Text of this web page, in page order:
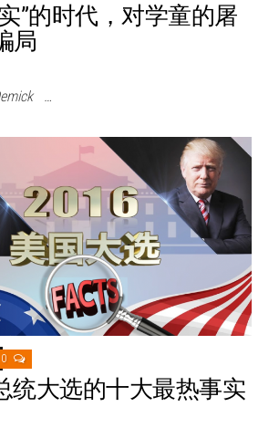
”的时代，对学童的屠
局
…
0
统大选的十大最热事实